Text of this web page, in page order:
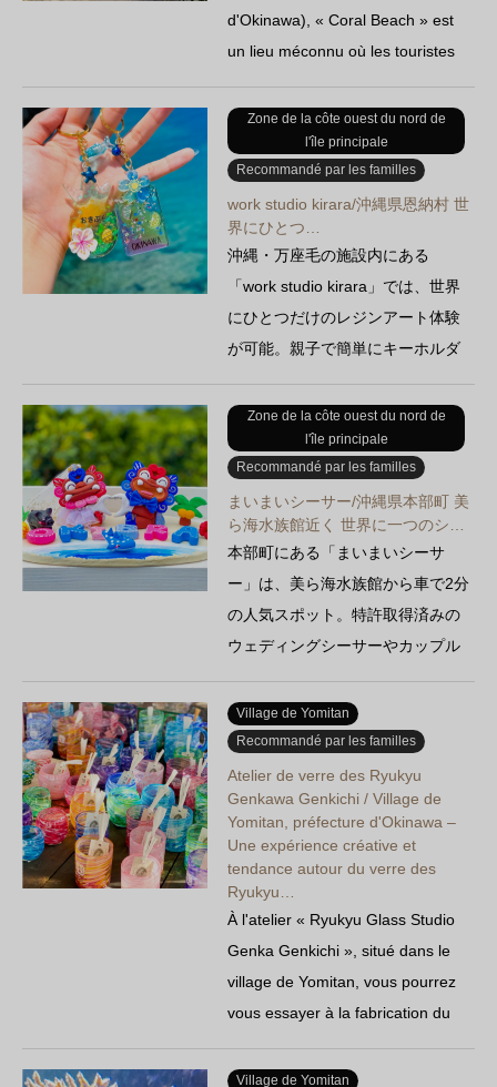
d'Okinawa), « Coral Beach » est
un lieu méconnu où les touristes
sont rares et où la nature est
restée intacte. Comme son nom
l'indique, le sol est recouvert de
fragments de corail, et l'eau est
d'un vert émeraude…
Zone de la côte ouest du nord de
l'île principale
Recommandé par les familles
work studio kirara/沖縄県恩納村 世
界にひとつ…
沖縄・万座毛の施設内にある
「work studio kirara」では、世界
にひとつだけのレジンアート体験
が可能。親子で簡単にキーホルダ
ー作りができ、雨の日観光や旅…
Zone de la côte ouest du nord de
l'île principale
Recommandé par les familles
まいまいシーサー/沖縄県本部町 美
ら海水族館近く 世界に一つのシ…
本部町にある「まいまいシーサ
ー」は、美ら海水族館から車で2分
の人気スポット。特許取得済みの
ウェディングシーサーやカップル
シーサーなど、世界に一つだけ…
Village de Yomitan
Recommandé par les familles
Atelier de verre des Ryukyu
Genkawa Genkichi / Village de
Yomitan, préfecture d'Okinawa –
Une expérience créative et
tendance autour du verre des
Ryukyu…
À l'atelier « Ryukyu Glass Studio
Genka Genkichi », situé dans le
village de Yomitan, vous pourrez
vous essayer à la fabrication du
verre des Ryukyu et profiter de
ventes en magasin d'usine à des
Village de Yomitan